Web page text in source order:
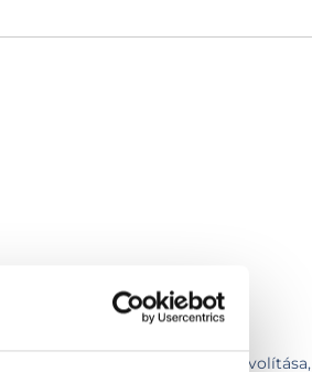
fibromák elektrocauteres eltávolítása,